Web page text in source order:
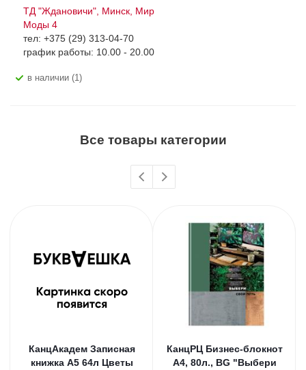
ТД "Ждановичи", Минск, Мир
Моды 4
тел: +375 (29) 313-04-70
график работы: 10.00 - 20.00
В наличии (1)
Все товары категории
КанцАкадем Записная
книжка А5 64л Цветы
КанцРЦ Бизнес-блокнот
А4, 80л., BG "Выбери